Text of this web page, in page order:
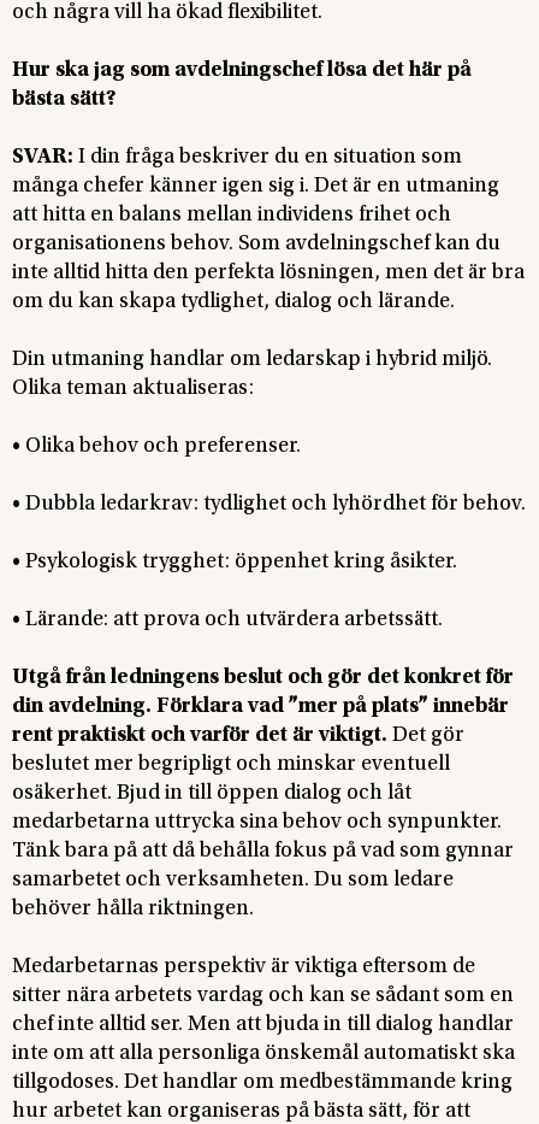
och några vill ha ökad flexibilitet.
Hur ska jag som avdelningschef lösa det här på
bästa sätt?
SVAR: I din fråga beskriver du en situation som
många chefer känner igen sig i. Det är en utmaning
att hitta en balans mellan individens frihet och
organisationens behov. Som avdelningschef kan du
inte alltid hitta den perfekta lösningen, men det är bra
om du kan skapa tydlighet, dialog och lärande.
Din utmaning handlar om ledarskap i hybrid miljö.
Olika teman aktualiseras:
• Olika behov och preferenser.
• Dubbla ledarkrav: tydlighet och lyhördhet för behov.
• Psykologisk trygghet: öppenhet kring åsikter.
• Lärande: att prova och utvärdera arbetssätt.
Utgå från ledningens beslut och gör det konkret för
din avdelning. Förklara vad ”mer på plats” innebär
rent praktiskt och varför det är viktigt. Det gör
beslutet mer begripligt och minskar eventuell
osäkerhet. Bjud in till öppen dialog och låt
medarbetarna uttrycka sina behov och synpunkter.
Tänk bara på att då behålla fokus på vad som gynnar
samarbetet och verksamheten. Du som ledare
behöver hålla riktningen.
Medarbetarnas perspektiv är viktiga eftersom de
sitter nära arbetets vardag och kan se sådant som en
chef inte alltid ser. Men att bjuda in till dialog handlar
inte om att alla personliga önskemål automatiskt ska
tillgodoses. Det handlar om medbestämmande kring
hur arbetet kan organiseras på bästa sätt, för att